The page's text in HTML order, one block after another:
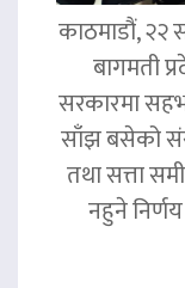
काठमाडौं, २२
बागमती
सरकारमा
साँझ बसेको
तथा सत्ता
नहुने